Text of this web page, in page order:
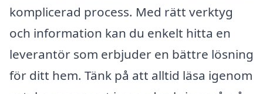
komplicerad process. Med rätt verktyg
och information kan du enkelt hitta en
leverantör som erbjuder en bättre lösning
för ditt hem. Tänk på att alltid läsa igenom